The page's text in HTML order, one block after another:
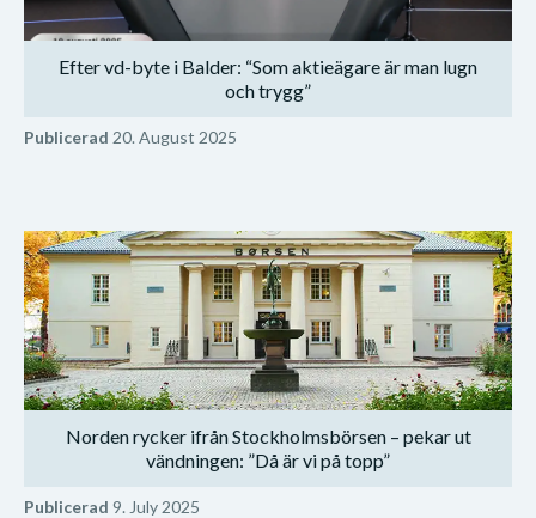
Efter vd-byte i Balder: “Som aktieägare är man lugn
och trygg”
Publicerad 20. August 2025
Norden rycker ifrån Stockholmsbörsen – pekar ut
vändningen: ”Då är vi på topp”
Publicerad 9. July 2025